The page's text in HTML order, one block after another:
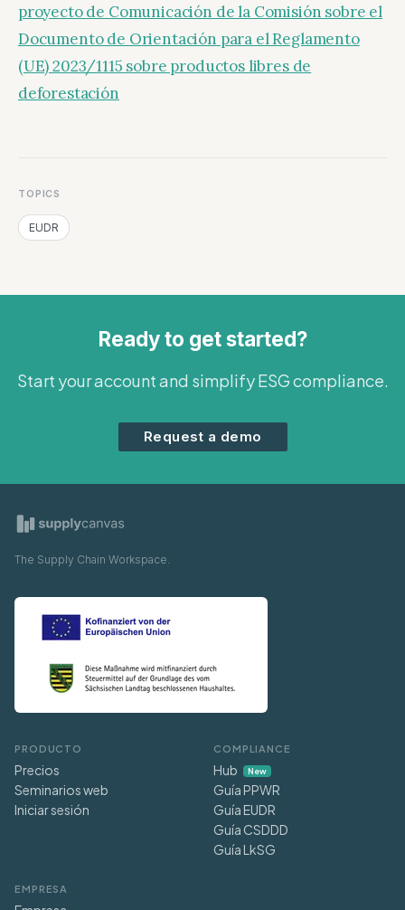
proyecto de Comunicación de la Comisión sobre el
Documento de Orientación para el Reglamento
(UE) 2023/1115 sobre productos libres de
deforestación
TOPICS
EUDR
Ready to get started?
Start your account and simplify ESG compliance.
Request a demo
The Supply Chain Workspace.
PRODUCTO
Precios
Seminarios web
Iniciar sesión
COMPLIANCE
Hub New
Guía PPWR
Guía EUDR
Guía CSDDD
Guía LkSG
EMPRESA